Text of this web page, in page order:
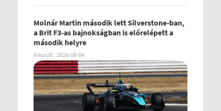
Molnár Martin második lett Silverstone-ban,
a Brit F3-as bajnokságban is előrelépett a
második helyre
Készült 2026-08-04